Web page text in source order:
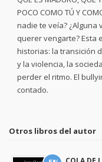
POCO COMO TÚ Y
nadie te veía?
querer vengarte? Esta
historias: la transición
y la violencia, la
perder el ritmo. El
contado.
Otros libros del autor